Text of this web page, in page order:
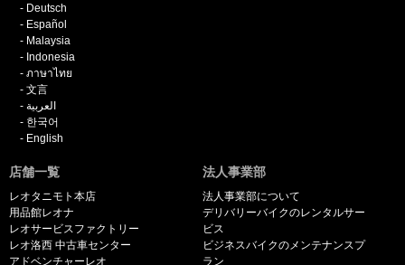
Deutsch
Español
Malaysia
Indonesia
ภาษาไทย
文言
العربية
한국어
English
店舗一覧
レオタニモト本店
用品館レオナ
レオサービスファクトリー
レオ洛西 中古車センター
アドベンチャーレオ
法人事業部
法人事業部について
デリバリーバイクのレンタルサー
ビス
ビジネスバイクのメンテナンスプ
ラン